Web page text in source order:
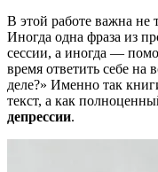
В этой работе важна не
Иногда одна фраза из
сессии, а иногда —
время ответить себе на
деле?» Именно так
текст, а как
депрессии.